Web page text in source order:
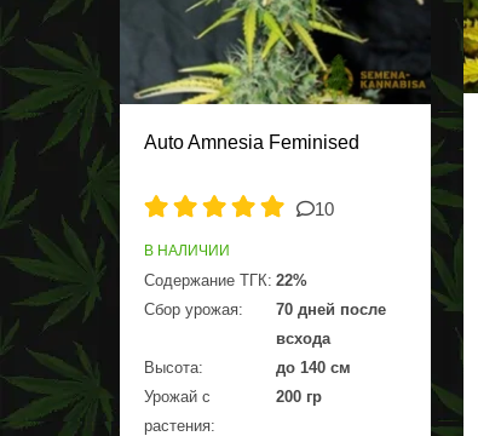
Auto Amnesia Feminised
10
В НАЛИЧИИ
Содержание ТГК: 22%
Сбор урожая:
70 дней после
всхода
Высота:
до 140 см
Урожай с
растения:
200 гр